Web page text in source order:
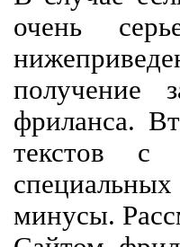
очень
получение
фриланса.
текстов с
минусы.